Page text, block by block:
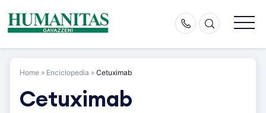
content
Home » Enciclopedia » Cetuximab
Cetuximab